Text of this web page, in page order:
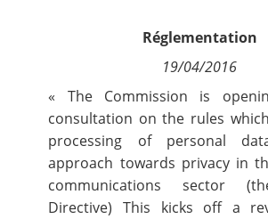
Réglementation
19/04/2016
« The Commission is
consultation on the rules
processing of personal
approach towards privacy in
communications sector
Directive) This kicks off a